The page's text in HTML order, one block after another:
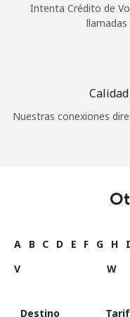
Intenta Crédito de
Nuestras conexiones
A B C D E F G H I
V
W
Destino